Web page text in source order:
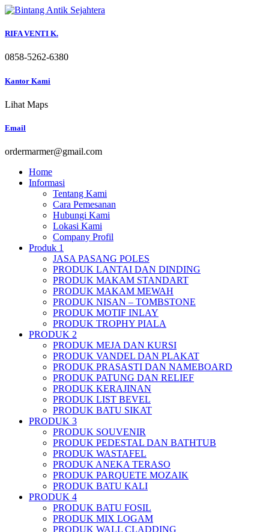
Skip
content
RIFA VENTI K.
0858-5262-6380
Kantor Kami
Lihat Maps
Email
ordermarmer@gmail.com
Home
Informasi
Tentang Kami
Cara Pemesanan
Hubungi Kami
Lokasi Kami
Company Profil
Produk 1
JASA PASANG POLES
PRODUK LANTAI DAN DINDING
PRODUK MAKAM STANDART
PRODUK MAKAM MEWAH
PRODUK NISAN – TOMBSTONE
PRODUK MOTIF INLAY
PRODUK TROPHY PIALA
PRODUK 2
PRODUK MEJA DAN KURSI
PRODUK VANDEL DAN PLAKAT
PRODUK PRASASTI DAN NAMEBOARD
PRODUK PATUNG DAN RELIEF
PRODUK KERAJINAN
PRODUK LIST BEVEL
PRODUK BATU SIKAT
PRODUK 3
PRODUK SOUVENIR
PRODUK PEDESTAL DAN BATHTUB
PRODUK WASTAFEL
PRODUK ANEKA TERASO
PRODUK PARQUETE MOZAIK
PRODUK BATU KALI
PRODUK 4
PRODUK BATU FOSIL
PRODUK MIX LOGAM
PRODUK WALL CLADDING